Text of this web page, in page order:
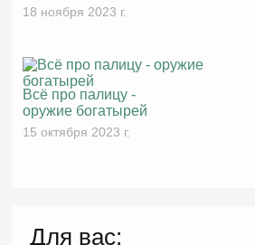
18 ноября 2023 г.
Всё про палицу -
оружие богатырей
15 октября 2023 г.
Для вас: